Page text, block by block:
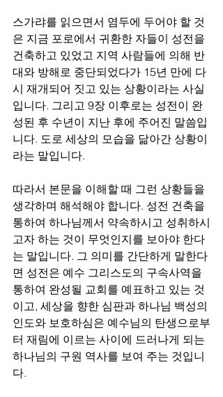
스가랴를 읽으면서 염두에 두어야 할 것
은 지금 포로에서 귀환한 자들이 성전을
건축하고 있었고 지역 사람들에 의해 반
대와 방해로 중단되었다가 15년 만에 다
시 재개되어 짓고 있는 상황이라는 사실
입니다. 그리고 9장 이후로는 성전이 완
성된 후 수년이 지난 후에 주어진 말씀입
니다. 도로 세상의 모습을 닮아간 상황이
라는 말입니다.
따라서 본문을 이해할 때 그런 상황들을
생각하며 해석해야 합니다. 성전 건축을
통하여 하나님께서 약속하시고 성취하시
고자 하는 것이 무엇인지를 보아야 한다
는 말입니다. 그 의미를 간단하게 말한다
면 성전은 예수 그리스도의 구속사역을
통하여 완성될 교회를 예표하고 있는 것
이고, 세상을 향한 심판과 하나님 백성의
인도와 보호하심은 예수님의 탄생으로부
터 재림에 이르는 사이에 드러나게 되는
하나님의 구원 역사를 보여 주는 것입니
다.